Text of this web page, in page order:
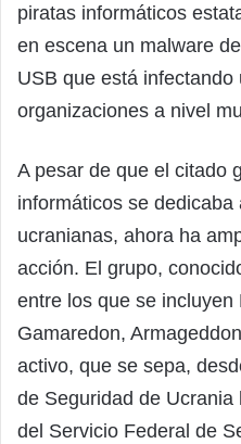
piratas informáticos
en escena un malware
USB que está
organizaciones a nivel
A pesar de que el citado
informáticos se
ucranianas, ahora ha
acción. El grupo,
entre los que se incluyen
Gamaredon,
activo, que se sepa,
de Seguridad de
del Servicio Federal de